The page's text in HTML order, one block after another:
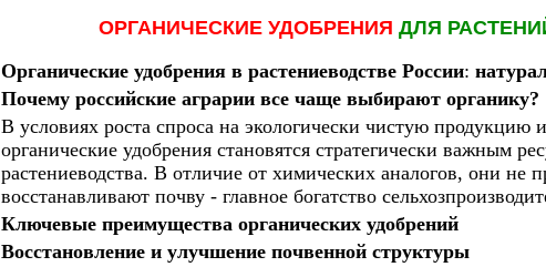
ОРГАНИЧЕСКИЕ УДОБРЕНИЯ ДЛЯ
Органические удобрения в растениеводстве России:
Почему российские аграрии все чаще выбирают органику?
В условиях роста спроса на экологически чистую продукцию
органические удобрения становятся стратегически важным
растениеводства. В отличие от химических аналогов, они не
восстанавливают почву - главное богатство
Ключевые преимущества органических удобрений
Восстановление и улучшение почвенной структуры